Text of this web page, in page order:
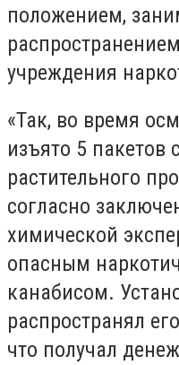
положением,
учреждения
«Так, во время
изъято 5 пакетов
растительного
согласно
химической
опасным
канабисом.
распространял
что получал